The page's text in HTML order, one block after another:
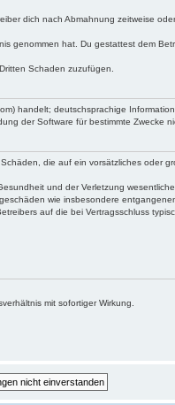
dich nach Abmahnung zeitweise
genommen hat. Du gestattest dem
Schaden zuzufügen.
handelt; deutschsprachige
der Software für bestimmte Zwecke
die auf ein vorsätzliches oder
und der Verletzung
wie insbesondere
auf die bei Vertragsschluss
mit sofortiger Wirkung.